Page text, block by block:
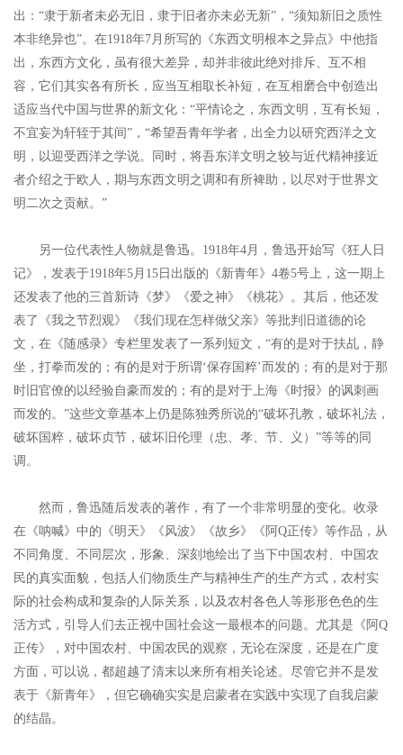
出：“隶于新者未必无旧，隶于旧者亦未必无新”，“须知新旧之质性
本非绝异也”。在1918年7月所写的《东西文明根本之异点》中他指
出，东西方文化，虽有很大差异，却并非彼此绝对排斥、互不相
容，它们其实各有所长，应当互相取长补短，在互相磨合中创造出
适应当代中国与世界的新文化：“平情论之，东西文明，互有长短，
不宜妄为轩轾于其间”，“希望吾青年学者，出全力以研究西洋之文
明，以迎受西洋之学说。同时，将吾东洋文明之较与近代精神接近
者介绍之于欧人，期与东西文明之调和有所裨助，以尽对于世界文
明二次之贡献。”
另一位代表性人物就是鲁迅。1918年4月，鲁迅开始写《狂人日
记》，发表于1918年5月15日出版的《新青年》4卷5号上，这一期上
还发表了他的三首新诗《梦》《爱之神》《桃花》。其后，他还发
表了《我之节烈观》《我们现在怎样做父亲》等批判旧道德的论
文，在《随感录》专栏里发表了一系列短文，“有的是对于扶乩，静
坐，打拳而发的；有的是对于所谓‘保存国粹’而发的；有的是对于那
时旧官僚的以经验自豪而发的；有的是对于上海《时报》的讽刺画
而发的。”这些文章基本上仍是陈独秀所说的“破坏孔教，破坏礼法，
破坏国粹，破坏贞节，破坏旧伦理（忠、孝、节、义）”等等的同
调。
然而，鲁迅随后发表的著作，有了一个非常明显的变化。收录
在《呐喊》中的《明天》《风波》《故乡》《阿Q正传》等作品，从
不同角度、不同层次，形象、深刻地绘出了当下中国农村、中国农
民的真实面貌，包括人们物质生产与精神生产的生产方式，农村实
际的社会构成和复杂的人际关系，以及农村各色人等形形色色的生
活方式，引导人们去正视中国社会这一最根本的问题。尤其是《阿Q
正传》，对中国农村、中国农民的观察，无论在深度，还是在广度
方面，可以说，都超越了清末以来所有相关论述。尽管它并不是发
表于《新青年》，但它确确实实是启蒙者在实践中实现了自我启蒙
的结晶。